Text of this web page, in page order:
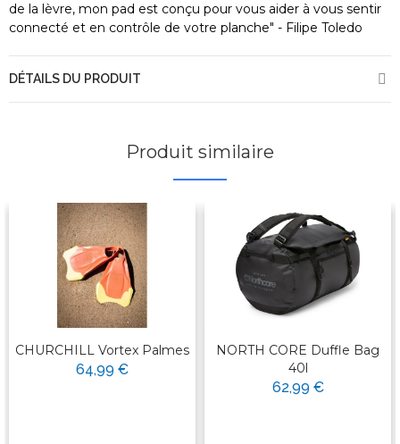
de la lèvre, mon pad est conçu pour vous aider à vous sentir
connecté et en contrôle de votre planche" - Filipe Toledo
DÉTAILS DU PRODUIT
Produit similaire
CHURCHILL Vortex Palmes
64,99 €
NORTH CORE Duffle Bag
40l
62,99 €